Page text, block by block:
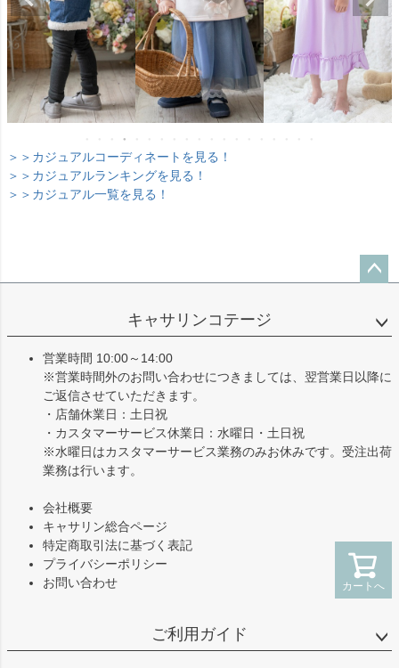
カートへ
＞＞カジュアルコーディネートを見る！
＞＞カジュアルランキングを見る！
＞＞カジュアル一覧を見る！
ップ
キャサリンコテージ
営業時間 10:00～14:00
※営業時間外のお問い合わせにつきましては、翌営業日以降に
ご返信させていただきます。
・店舗休業日：土日祝
・カスタマーサービス休業日：水曜日・土日祝
※水曜日はカスタマーサービス業務のみお休みです。受注出荷
業務は行います。
会社概要
キャサリン総合ページ
特定商取引法に基づく表記
プライバシーポリシー
お問い合わせ
ご利用ガイド